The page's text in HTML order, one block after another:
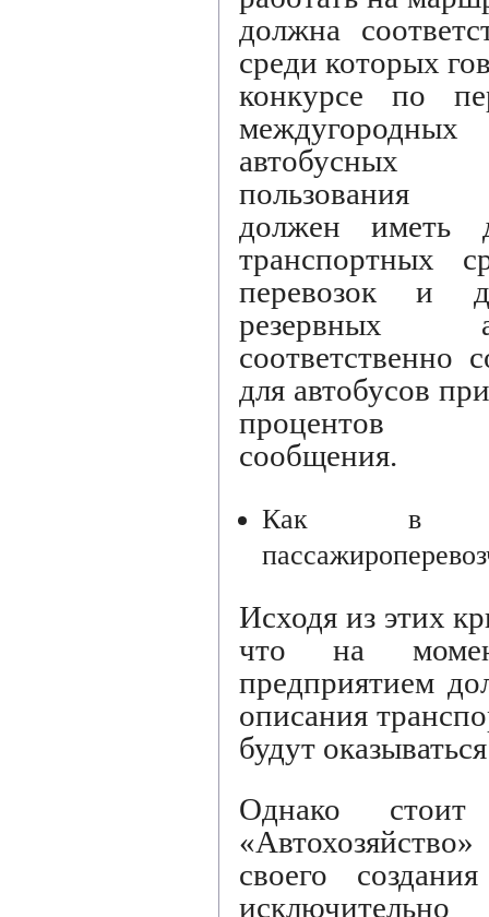
должна
среди которых
конкурсе по
автобусных
пользования
должен иметь
транспортных
перевозок и
резервных
соответственно
для автобусов
процентов
сообщения.
Как в
Исходя из этих
что на
предприятием
описания
будут
Однако
своего